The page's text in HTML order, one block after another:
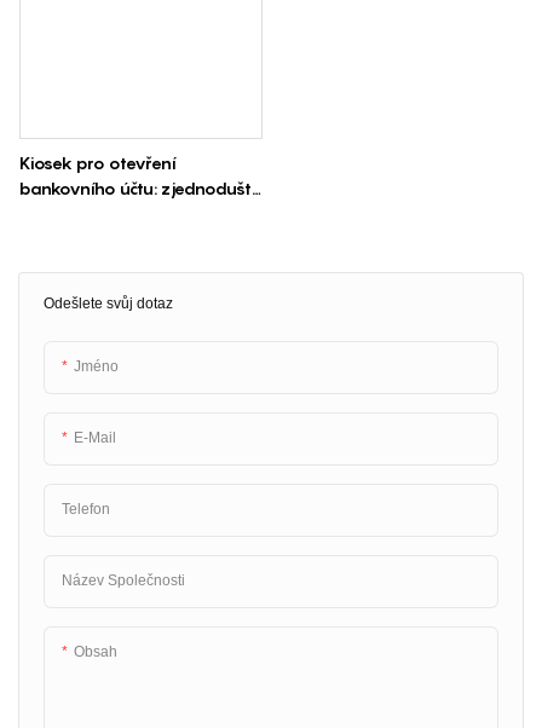
Odešlete svůj dotaz
Jméno
E-Mail
Telefon
Název Společnosti
Obsah
Kiosek pro otevření
bankovního účtu: zjednodušte